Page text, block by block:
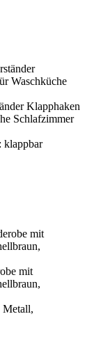
Klapphaken
Schlafzimmer
klappbar
mit
Metall,